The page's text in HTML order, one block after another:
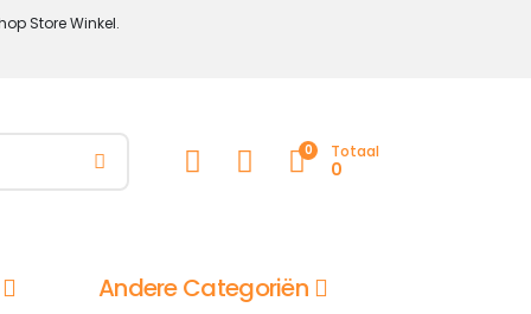
Store Winkel.
0 Totaal
0
Andere Categoriën